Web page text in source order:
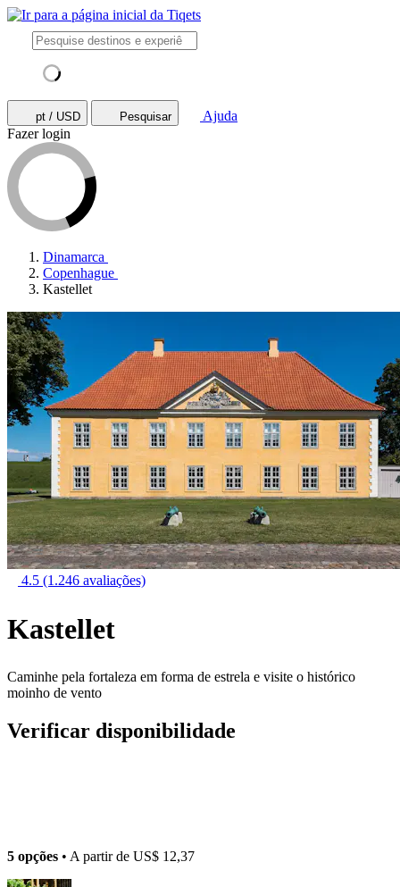
pt / USD Pesquisar
Ajuda
Fazer login
Dinamarca
Copenhague
Kastellet
4.5 (1.246 avaliações)
Kastellet
Caminhe pela fortaleza em forma de estrela e visite o histórico
moinho de vento
Verificar disponibilidade
5 opções • A partir de US$ 12,37